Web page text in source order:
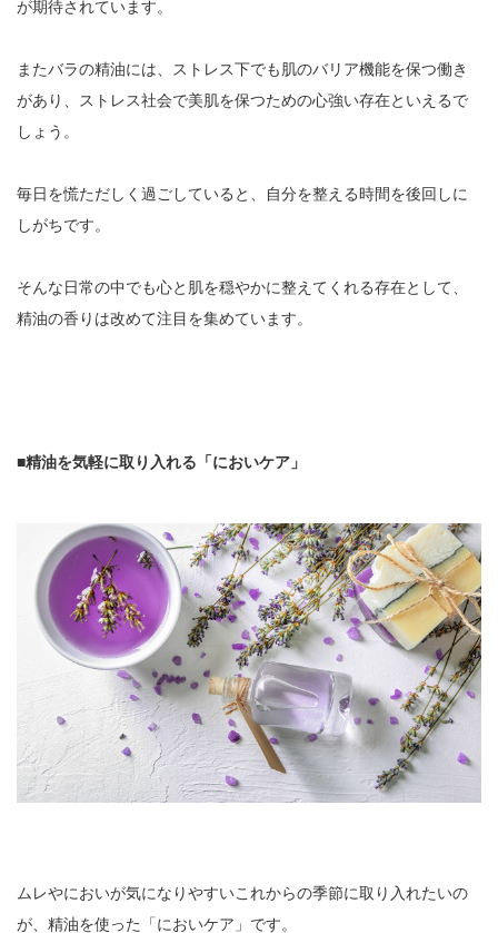
が期待されています。
またバラの精油には、ストレス下でも肌のバリア機能を保つ働き
があり、ストレス社会で美肌を保つための心強い存在といえるで
しょう。
毎日を慌ただしく過ごしていると、自分を整える時間を後回しに
しがちです。
そんな日常の中でも心と肌を穏やかに整えてくれる存在として、
精油の香りは改めて注目を集めています。
■精油を気軽に取り入れる「においケア」
ムレやにおいが気になりやすいこれからの季節に取り入れたいの
が、精油を使った「においケア」です。